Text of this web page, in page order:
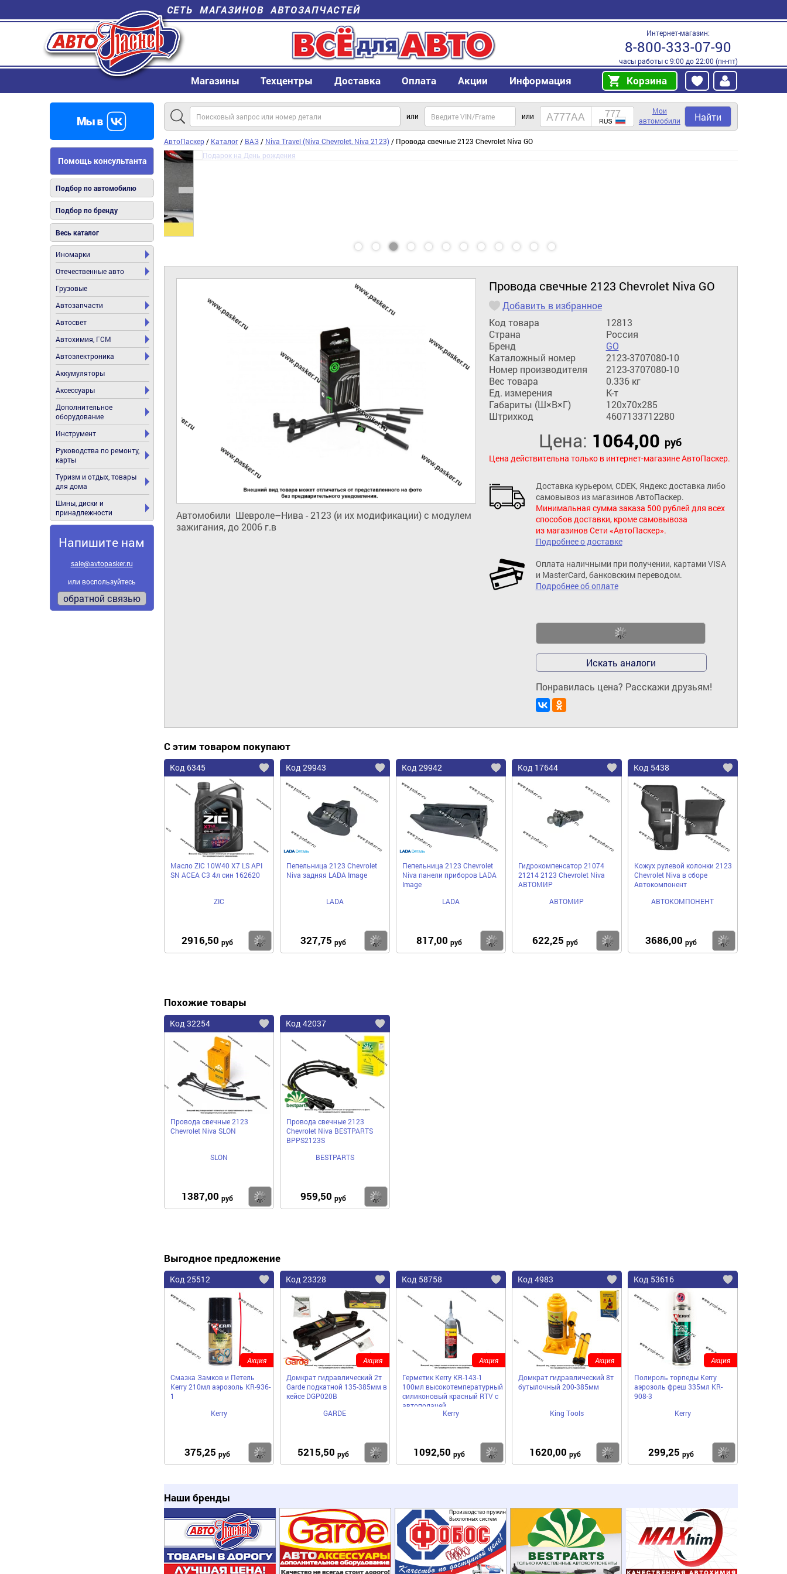
СЕТЬ МАГАЗИНОВ АВТОЗАПЧАСТЕЙ
Интернет-магазин:
8-800-333-07-90
часы работы с 9:00 до 22:00 (пн-пт)
Магазины Техцентры Доставка Оплата Акции Информация Корзина
Помощь консультанта
Подбор по автомобилю
Подбор по бренду
Весь каталог
Иномарки
Отечественные авто
Грузовые
Автозапчасти
Автосвет
Автохимия, ГСМ
Автоэлектроника
Аккумуляторы
Аксессуары
Дополнительное
оборудование
Инструмент
Руководства по ремонту,
карты
Туризм и отдых, товары
для дома
Шины, диски и
принадлежности
Напишите нам
sale@avtopasker.ru
или воспользуйтесь
обратной связью
или или
Мои
автомобили
Найти
АвтоПаскер/ Каталог/ ВАЗ/ Niva Travel (Niva Chevrolet, Niva 2123)/ Провода свечные 2123 Chevrolet Niva GO
Провода свечные 2123 Chevrolet Niva GO
Добавить в избранное
Код товара
12813
Страна
Россия
Бренд
GO
Каталожный номер
2123-3707080-10
Номер производителя
2123-3707080-10
Вес товара
0.336 кг
Ед. измерения
К-т
Габариты (Ш×В×Г)
120x70x285
Штрихкод
4607133712280
Цена: 1064,00 руб
Цена действительна только в интернет-магазине АвтоПаскер.
Доставка курьером, CDEK, Яндекс доставка либо
самовывоз из магазинов АвтоПаскер.
Минимальная сумма заказа 500 рублей для всех
способов доставки, кроме самовывоза
из магазинов Сети «АвтоПаскер».
Подробнее о доставке
Оплата наличными при получении, картами VISA
и MasterCard, банковским переводом.
Подробнее об оплате
Искать аналоги
Понравилась цена? Расскажи друзьям!
Автомобили  Шевроле–Нива - 2123 (и их модификации) с модулем
зажигания, до 2006 г.в
С этим товаром покупают
Код 6345
Масло ZIC 10W40 X7 LS API
SN ACEA C3 4л син 162620
ZIC
2916,50 руб Купить
Код 29943
Пепельница 2123 Chevrolet
Niva задняя LADA Image
LADA
327,75 руб Купить
Код 29942
Пепельница 2123 Chevrolet
Niva панели приборов LADA
Image
LADA
817,00 руб Купить
Код 17644
Гидрокомпенсатор 21074
21214 2123 Chevrolet Niva
АВТОМИР
АВТОМИР
622,25 руб Купить
Код 5438
Кожух рулевой колонки 2123
Chevrolet Niva в сборе
Автокомпонент
АВТОКОМПОНЕНТ
3686,00 руб
Похожие товары
Код 32254
Провода свечные 2123
Chevrolet Niva SLON
SLON
1387,00 руб Купить
Код 42037
Провода свечные 2123
Chevrolet Niva BESTPARTS
BPPS2123S
BESTPARTS
959,50 руб
Выгодное предложение
Код 25512
Смазка Замков и Петель
Kerry 210мл аэрозоль KR-936-
1
Kerry
375,25 руб Купить
Акция
Код 23328
Домкрат гидравлический 2т
Garde подкатной 135-385мм в
кейсе DGP020B
GARDE
5215,50 руб Купить
Акция
Код 58758
Герметик Kerry KR-143-1
100мл высокотемпературный
силиконовый красный RTV с
автоподачей
Kerry
1092,50 руб Купить
Акция
Код 4983
Домкрат гидравлический 8т
бутылочный 200-385мм
King Tools
1620,00 руб Купить
Акция
Код 53616
Полироль торпеды Kerry
аэрозоль фреш 335мл KR-
908-3
Kerry
299,25 руб
Акция
Наши бренды